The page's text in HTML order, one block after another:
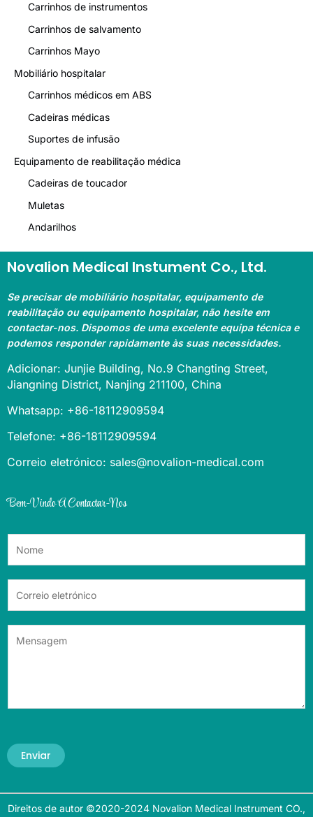
Carrinhos de instrumentos
Carrinhos de salvamento
Carrinhos Mayo
Mobiliário hospitalar
Carrinhos médicos em ABS
Cadeiras médicas
Suportes de infusão
Equipamento de reabilitação médica
Cadeiras de toucador
Muletas
Andarilhos
Novalion Medical Instument Co., Ltd.
Se precisar de mobiliário hospitalar, equipamento de
reabilitação ou equipamento hospitalar, não hesite em
contactar-nos. Dispomos de uma excelente equipa técnica e
podemos responder rapidamente às suas necessidades.
Adicionar: Junjie Building, No.9 Changting Street,
Jiangning District, Nanjing 211100, China
Whatsapp: +86-18112909594
Telefone: +86-18112909594
Correio eletrónico: sales@novalion-medical.com
Bem-Vindo A Contactar-Nos
Enviar
Direitos de autor ©2020-2024 Novalion Medical Instrument CO.,